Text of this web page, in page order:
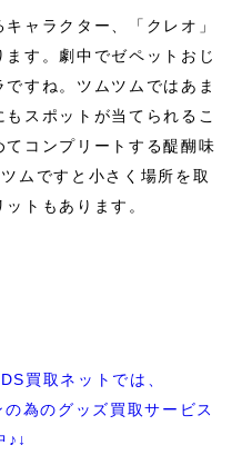
ャラクター、「クレオ」
す。劇中でゼペットおじ
すね。ツムツムではあま
スポットが当てられるこ
コンプリートする醍醐味
ムですと小さく場所を取
トもあります。
買取ネットでは、
為のグッズ買取サービス
♪↓